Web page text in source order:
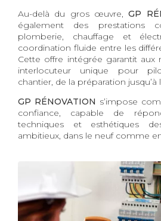
Au-delà du gros œuvre,GP
également des prestations
plomberie, chauffage et
coordination fluide entre les
Cette offre intégrée garantit aux
interlocuteur unique pour
chantier, de la préparation jusqu’à
GP RÉNOVATION s’impose
confiance, capable de
techniques et esthétiques
ambitieux, dans le neuf comme